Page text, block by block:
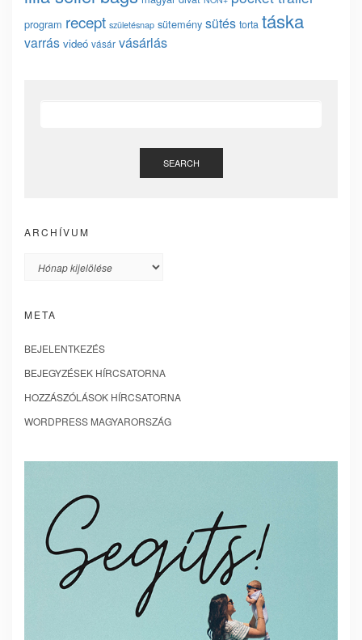
program recept születésnap sütemény sütés torta táska
varrás videó vásár vásárlás
SEARCH
ARCHÍVUM
Archívum
META
BEJELENTKEZÉS
BEJEGYZÉSEK HÍRCSATORNA
HOZZÁSZÓLÁSOK HÍRCSATORNA
WORDPRESS MAGYARORSZÁG